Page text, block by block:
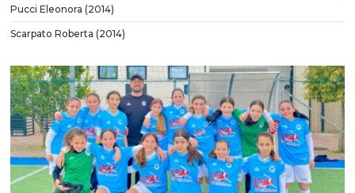
Pucci Eleonora (2014)
Scarpato Roberta (2014)